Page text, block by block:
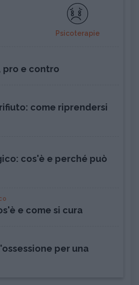
Psicoterapie
pro e contro
come riprendersi
cos'è e perché può
e come si cura
per una